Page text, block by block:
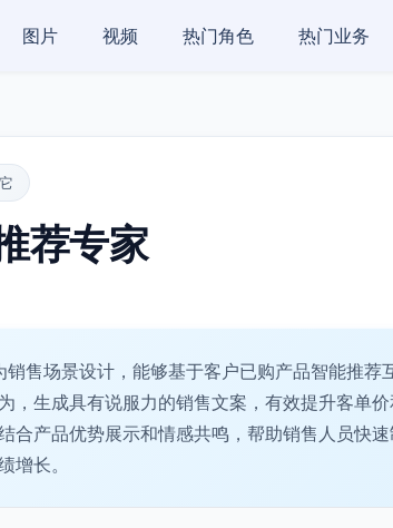
图片 视频 热门角色 热门业务
荐专家
销售场景设计，能够基于客户已购产品智能推荐
，生成具有说服力的销售文案，有效提升客单
合产品优势展示和情感共鸣，帮助销售人员快
增长。